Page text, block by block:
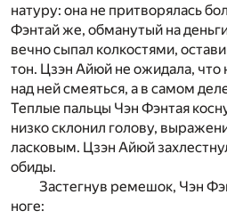
натуру: она не притворялась
Фэнтай же, обманутый на
вечно сыпал колкостями,
тон. Цзэн Айюй не ожидала, что
над ней смеяться, а в самом
Теплые пальцы Чэн Фэнтая
низко склонил голову,
ласковым. Цзэн Айюй
обиды.
Застегнув ремешок, Чэн
ноге: